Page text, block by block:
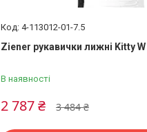
4-113012-01-7.5
Ziener рукавички лижні Kitty
В наявності
3 484 ₴
2 787 ₴